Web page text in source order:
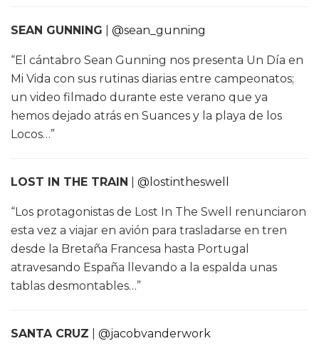
SEAN GUNNING @sean_gunning
“El cántabro Sean Gunning nos presenta Un Día en
Mi Vida con sus rutinas diarias entre campeonatos;
un video filmado durante este verano que ya
hemos dejado atrás en Suances y la playa de los
Locos…”
LOST IN THE TRAIN @lostintheswell
“Los protagonistas de Lost In The Swell renunciaron
esta vez a viajar en avión para trasladarse en tren
desde la Bretaña Francesa hasta Portugal
atravesando España llevando a la espalda unas
tablas desmontables…”
SANTA CRUZ @jacobvanderwork